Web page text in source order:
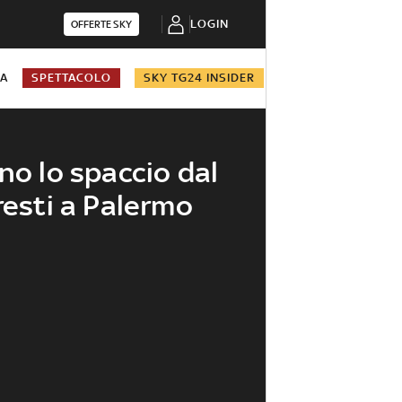
OFFERTE SKY LOGIN
SPETTACOLO SKY TG24 INSIDER
lo spaccio dal
a Palermo